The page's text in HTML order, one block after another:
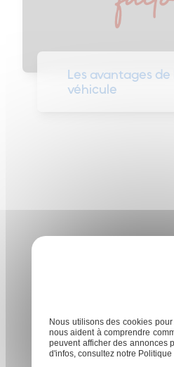
Les avantages
véhicule
40160
Nous utilisons des cookies
nous aident à comprendre
peuvent afficher des annonces
d'infos, consultez notre